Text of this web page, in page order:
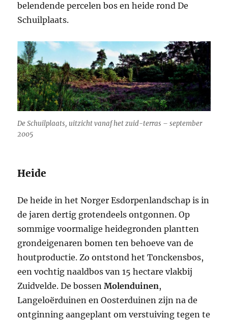
belendende percelen bos en heide rond De
Schuilplaats.
De Schuilplaats, uitzicht vanaf het zuid-terras – september
2005
Heide
De heide in het Norger Esdorpenlandschap is in
de jaren dertig grotendeels ontgonnen. Op
sommige voormalige heidegronden plantten
grondeigenaren bomen ten behoeve van de
houtproductie. Zo ontstond het Tonckensbos,
een vochtig naaldbos van 15 hectare vlakbij
Zuidvelde. De bossenMolenduinen,
Langeloërduinen en Oosterduinen zijn na de
ontginning aangeplant om verstuiving tegen te